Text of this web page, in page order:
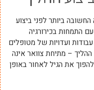
ביותר לפני ביצוע
התמחות בכירורגיה
ועדויות של מטופלים
– מתיחת צוואר אינה
את הגיל לאחור באופן